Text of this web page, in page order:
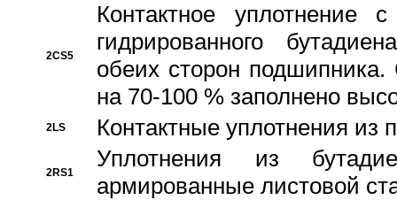
2CS5
Контактное уплотнение
гидрированного
обеих сторон
на 70-100 % заполнено
2LS Контактные уплотнения из
2RS1
Уплотнения из
армированные листовой